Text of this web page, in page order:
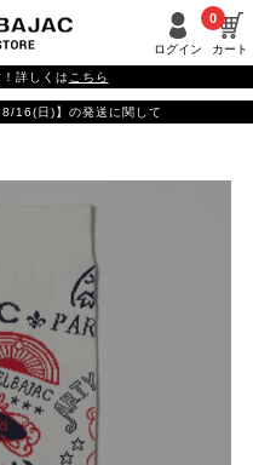
ログイン カート
0
詳しくは こちら
16(日)】の発送に関して